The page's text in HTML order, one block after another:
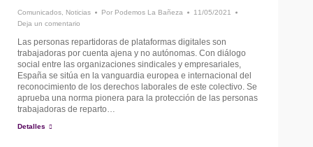
Comunicados Noticias Por Podemos La Bañeza
11/05/2021
Deja un comentario
Las personas repartidoras de plataformas digitales son
trabajadoras por cuenta ajena y no autónomas. Con diálogo
social entre las organizaciones sindicales y empresariales,
España se sitúa en la vanguardia europea e internacional del
reconocimiento de los derechos laborales de este colectivo. Se
aprueba una norma pionera para la protección de las personas
trabajadoras de reparto…
Detalles